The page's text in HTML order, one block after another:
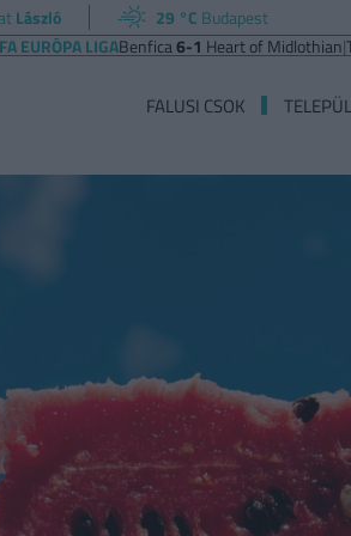
László 29 °C Budapest
LIGABenfica6-1Heart of Midlothian|Thun
FALUSI CSOK